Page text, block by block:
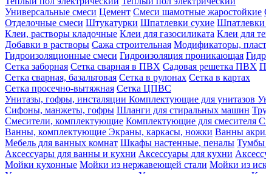
Универсальные смеси Цемент Смеси шамотные жаростойкие
Отделочные смеси Штукатурки Шпатлевки сухие Шпатлевки
Клеи, растворы кладочные Клеи для газосиликата Клеи для
Добавки в растворы Сажа строительная Модификаторы,
Гидроизоляционные смеси Гидроизоляция проникающая
Сетка заборная Сетка сварная в ПВХ Садовая решетка ПВХ
Сетка сварная, базальтовая Сетка в рулонах Сетка в картах
Сетка просечно-вытяжная Сетка ЦПВС
Унитазы, гофры, инсталяции Комплектующие для унитазов
Сифоны, манжеты, гофры Шланги для стиральных машин
Смесители, комплектующие Комплектующие для смесителя
Ванны, комплектующие Экраны, каркасы, ножки Ванны
Мебель для ванных комнат Шкафы настенные, пеналы Тумбы
Аксессуары для ванны и кухни Аксессуары для кухни
Мойки кухонные Мойки из нержавеющей стали Мойки из